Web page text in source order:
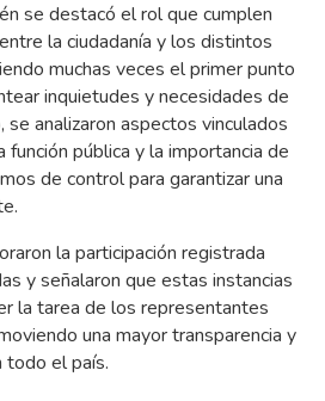
se destacó el rol que cumplen
la ciudadanía y los distintos
muchas veces el primer punto
inquietudes y necesidades de
analizaron aspectos vinculados
función pública y la importancia de
de control para garantizar una
la participación registrada
y señalaron que estas instancias
la tarea de los representantes
una mayor transparencia y
todo el país.